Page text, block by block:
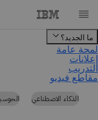
الذكاء الاصطناعي